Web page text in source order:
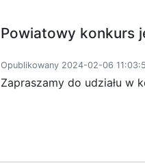
Powiatowy konkurs
Opublikowany 2024-02-06
Zapraszamy do udziału w